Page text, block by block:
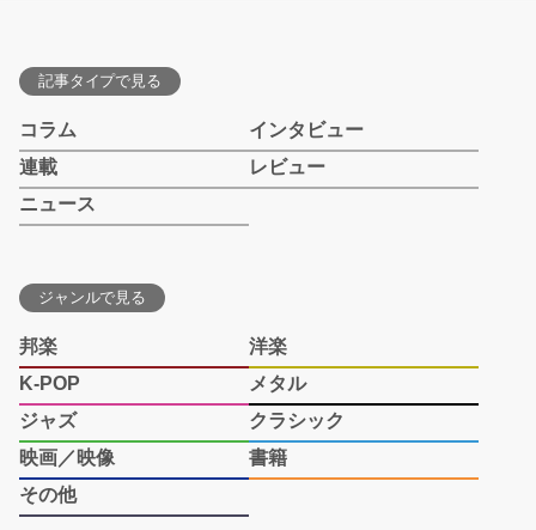
記事タイプで見る
コラム
インタビュー
連載
レビュー
ニュース
ジャンルで見る
邦楽
洋楽
K-POP
メタル
ジャズ
クラシック
映画／映像
書籍
その他